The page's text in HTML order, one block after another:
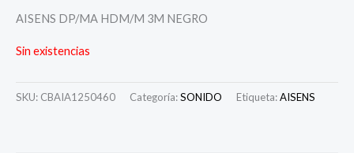
AISENS DP/MA HDM/M 3M NEGRO
Sin existencias
SKU: CBAIA1250460 Categoría:SONIDO Etiqueta:AISENS